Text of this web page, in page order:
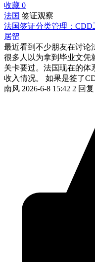
收藏 0
法国 签证观察
法国签证分类管理：
居留
最近看到不少朋友在讨论
很多人以为拿到毕业文凭
关卡要过。法国现在的体
收入情况。 如果是签了
南风 2026-6-8 15:42 2 回复